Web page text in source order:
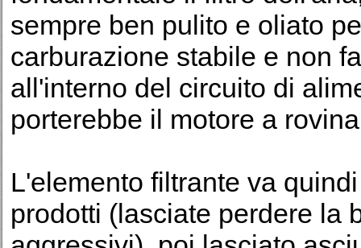
sempre ben pulito e oliato
carburazione stabile e non
all'interno del circuito di
porterebbe il motore a
L'elemento filtrante va
prodotti (lasciate perdere la